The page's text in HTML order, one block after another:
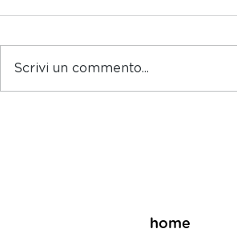
Scrivi un commento...
home